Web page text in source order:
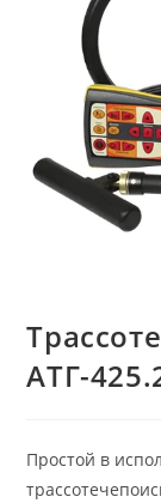
АТГ-
Простой в